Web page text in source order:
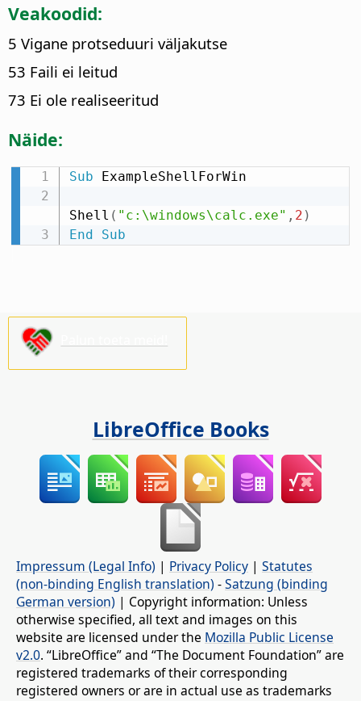
Veakoodid:
5 Vigane protseduuri väljakutse
53 Faili ei leitud
73 Ei ole realiseeritud
Näide:
Sub ExampleShellForWin
Shell ( "c:\windows\calc.exe" , 2 )
End
Sub
LibreOffice Books
Impressum (Legal Info) | Privacy Policy | Statutes
(non-binding English translation) -Satzung (binding
German version) | Copyright information: Unless
otherwise specified, all text and images on this
website are licensed under the Mozilla Public License
v2.0. “LibreOffice” and “The Document Foundation” are
registered trademarks of their corresponding
registered owners or are in actual use as trademarks